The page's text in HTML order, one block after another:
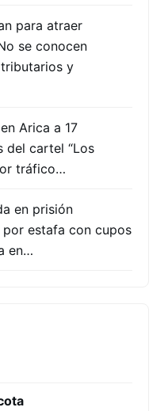
para atraer
se conocen
y
Arica a 17
del cartel “Los
tráfico…
en prisión
estafa con cupos
en…